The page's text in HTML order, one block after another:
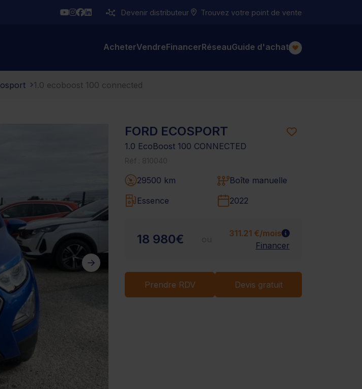
YouTube
Instagram
Facebook
LinkedinDevenir distributeur Trouvez votre point de vente
AcheterVendreFinancerRéseauGuide d'achat
1.0 ecoboost 100 connected
FORD ECOSPORT
1.0 EcoBoost 100 CONNECTED
29500 km
Boîte manuelle
Essence
2022
18 980€
311.21 €/mois
Financer
Prendre RDV Devis gratuit